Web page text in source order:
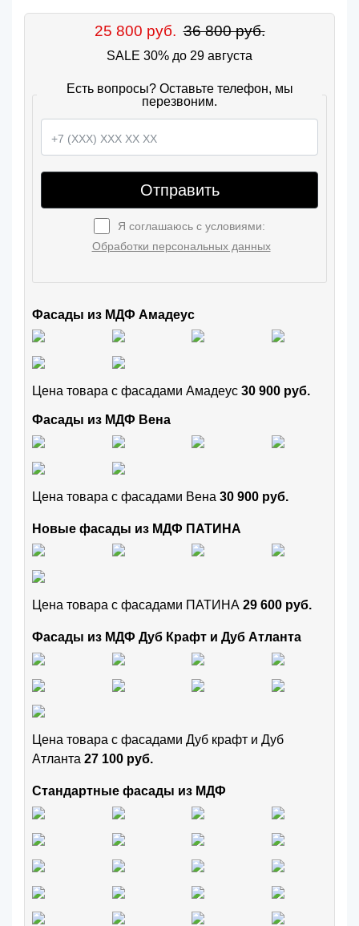
25 800 руб. 36 800 руб.
SALE 30% до 29 августа
Есть вопросы? Оставьте телефон, мы
перезвоним.
Отправить
Я соглашаюсь с условиями:
Обработки персональных данных
Фасады из МДФ Амадеус
Цена товара с фасадами Амадеус 30 900 руб.
Фасады из МДФ Вена
Цена товара с фасадами Вена 30 900 руб.
Новые фасады из МДФ ПАТИНА
Цена товара с фасадами ПАТИНА 29 600 руб.
Фасады из МДФ Дуб Крафт и Дуб Атланта
Цена товара с фасадами Дуб крафт и Дуб
Атланта 27 100 руб.
Стандартные фасады из МДФ